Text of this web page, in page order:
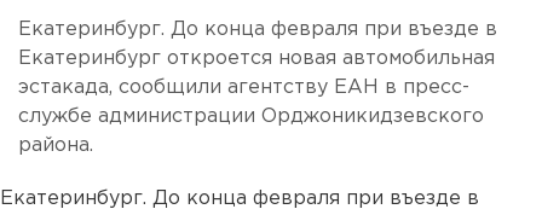
Екатеринбург. До конца февраля при въезде в
Екатеринбург откроется новая автомобильная
эстакада, сообщили агентству ЕАН в пресс-
службе администрации Орджоникидзевского
района.
Екатеринбург. До конца февраля при въезде в